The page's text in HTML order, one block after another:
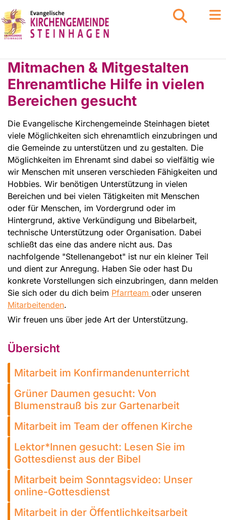
Mitmachen & Mitgestalten
Ehrenamtliche Hilfe in vielen
Bereichen gesucht
Die Evangelische Kirchengemeinde Steinhagen bietet
viele Möglichkeiten sich ehrenamtlich einzubringen und
die Gemeinde zu unterstützen und zu gestalten. Die
Möglichkeiten im Ehrenamt sind dabei so vielfältig wie
wir Menschen mit unseren verschieden Fähigkeiten und
Hobbies. Wir benötigen Unterstützung in vielen
Bereichen und bei vielen Tätigkeiten mit Menschen
oder für Menschen, im Vordergrund oder im
Hintergrund, aktive Verkündigung und Bibelarbeit,
technische Unterstützung oder Organisation. Dabei
schließt das eine das andere nicht aus. Das
nachfolgende "Stellenangebot" ist nur ein kleiner Teil
und dient zur Anregung. Haben Sie oder hast Du
konkrete Vorstellungen sich einzubringen, dann melden
Sie sich oder du dich beim Pfarrteam oder unseren
Mitarbeitenden.
Wir freuen uns über jede Art der Unterstützung.
Übersicht
Mitarbeit im Konfirmandenunterricht
Grüner Daumen gesucht: Von
Blumenstrauß bis zur Gartenarbeit
Mitarbeit im Team der offenen Kirche
Lektor*Innen gesucht: Lesen Sie im
Gottesdienst aus der Bibel
Mitarbeit beim Sonntagsvideo: Unser
online-Gottesdienst
Mitarbeit in der Öffentlichkeitsarbeit